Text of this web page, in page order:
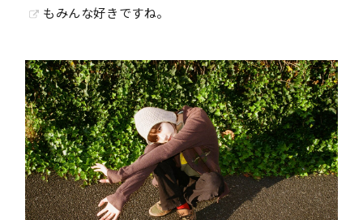
もみんな好きですね。